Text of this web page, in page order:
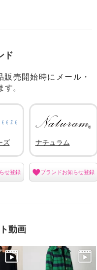
ド
売開始時にメール・
す。
ズ
せ登録
ナチュラム
ブランドお知らせ登録
動画